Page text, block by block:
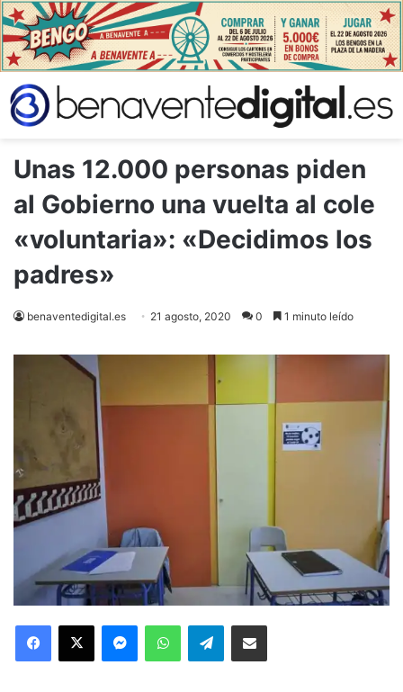
Unas 12.000 personas piden
al Gobierno una vuelta al cole
«voluntaria»: «Decidimos los
padres»
benaventedigital.es 21 agosto, 2020 0 1 minuto leído
Facebook
X MessengerWhatsAppTelegramCompartir via Email